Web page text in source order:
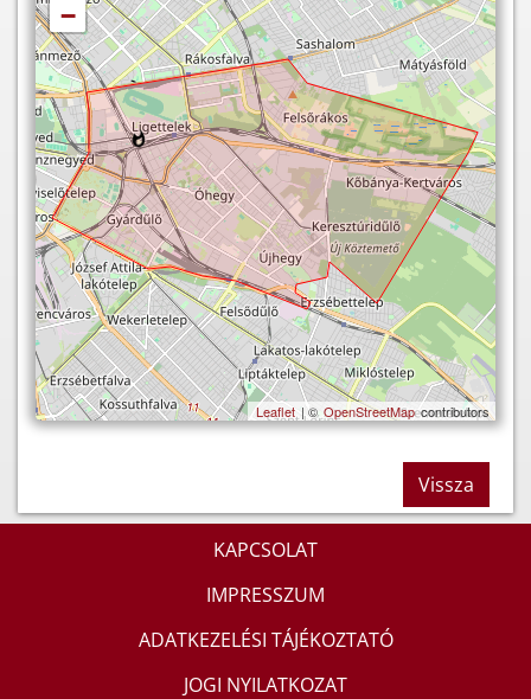
−
Leaflet | © OpenStreetMapcontributors
Vissza
KAPCSOLAT
IMPRESSZUM
ADATKEZELÉSI TÁJÉKOZTATÓ
JOGI NYILATKOZAT